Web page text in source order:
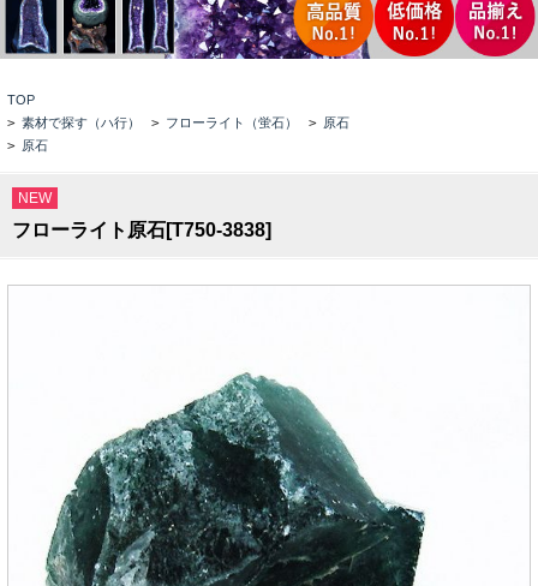
TOP
> 素材で探す（ハ行） > フローライト（蛍石） > 原石
> 原石
NEW
フローライト原石[T750-3838]